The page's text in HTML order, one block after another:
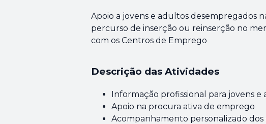
Apoio a jovens e adultos desempregados
percurso de inserção ou reinserção no
com os Centros de Emprego
Descrição das Atividades
Informação profissional para jovens
Apoio na procura ativa de emprego
Acompanhamento personalizado